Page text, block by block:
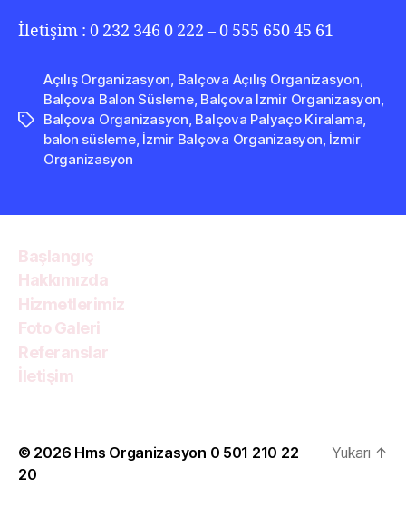
İletişim : 0 232 346 0 222 – 0 555 650 45 61
Etiketler
Açılış Organizasyon, Balçova Açılış Organizasyon,
Balçova Balon Süsleme, Balçova İzmir Organizasyon,
Balçova Organizasyon, Balçova Palyaço Kiralama,
balon süsleme, İzmir Balçova Organizasyon, İzmir
Organizasyon
Başlangıç
Hakkımızda
Hizmetlerimiz
Foto Galeri
Referanslar
İletişim
© 2026 Hms Organizasyon 0 501 210 22
20
Yukarı ↑